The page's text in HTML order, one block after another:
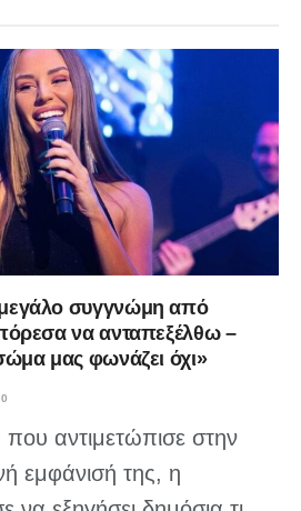
συγγνώμη από
να ανταπεξέλθω –
μας φωνάζει όχι»
0
αντιμετώπισε στην
εμφάνισή της, η